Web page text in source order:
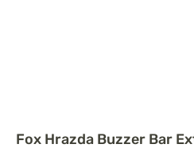
Fox Hrazda Buzzer Bar